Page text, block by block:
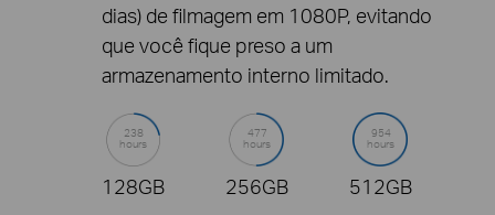
dias) de filmagem em 1080P, evitando
que você fique preso a um
armazenamento interno limitado.
238
hours
128GB
477
hours
256GB
954
hours
512GB